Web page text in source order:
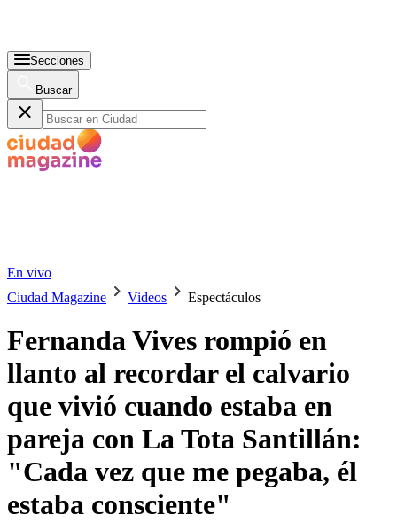
Secciones
Buscar
En vivo
Ciudad Magazine
Videos Espectáculos
Fernanda Vives rompió en
llanto al recordar el calvario
que vivió cuando estaba en
pareja con La Tota Santillán:
"Cada vez que me pegaba, él
estaba consciente"